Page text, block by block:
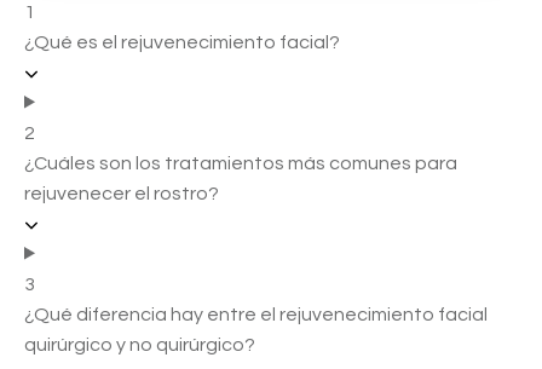
1
¿Qué es el rejuvenecimiento facial?
2
¿Cuáles son los tratamientos más comunes para
rejuvenecer el rostro?
3
¿Qué diferencia hay entre el rejuvenecimiento facial
quirúrgico y no quirúrgico?